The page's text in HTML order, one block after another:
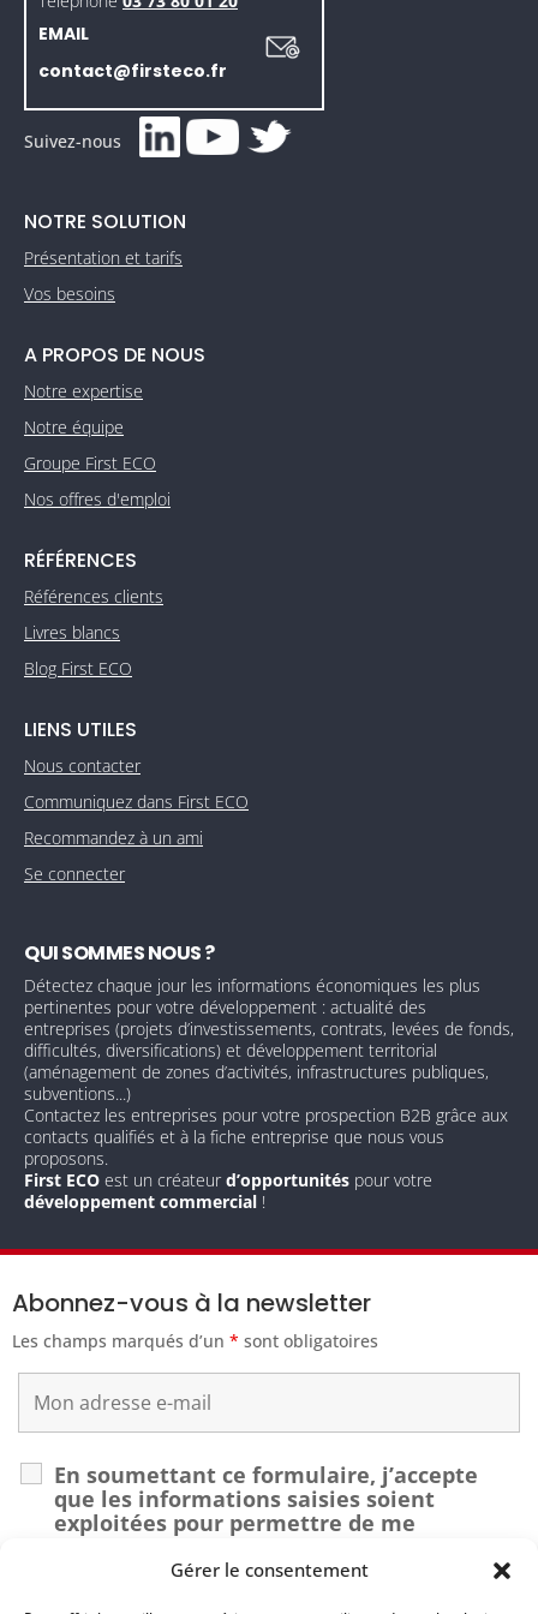
Gérer le consentement
EMAIL
contact@firsteco.fr
Suivez-nous
NOTRE SOLUTION
Présentation et tarifs
Vos besoins
A PROPOS DE NOUS
Notre expertise
Notre équipe
Groupe First ECO
Nos offres d'emploi
RÉFÉRENCES
Références clients
Livres blancs
Blog First ECO
LIENS UTILES
Nous contacter
Communiquez dans First ECO
Recommandez à un ami
Se connecter
QUI SOMMES NOUS ?
Détectez chaque jour les informations économiques les plus
pertinentes pour votre développement : actualité des
entreprises (projets d’investissements, contrats, levées de fonds,
difficultés, diversifications) et développement territorial
(aménagement de zones d’activités, infrastructures publiques,
subventions...)
Contactez les entreprises pour votre prospection B2B grâce aux
contacts qualifiés et à la fiche entreprise que nous vous
proposons.
First ECO est un créateurd’opportunités pour votre
développement commercial !
Abonnez-vous à la newsletter
Les champs marqués d’un * sont obligatoires
En soumettant ce formulaire, j’accepte
que les informations saisies soient
exploitées pour permettre de me